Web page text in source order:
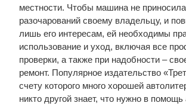
местности. Чтобы машина не приносила
разочарований своему владельцу, и
лишь его интересам, ей необходимы
использование и уход, включая все
проверки, а также при надобности –
ремонт. Популярное издательство
счету которого много хорошей
никто другой знает, что нужно в